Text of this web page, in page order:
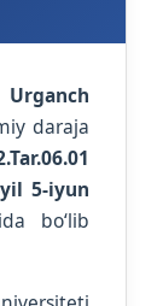
daraja
5-iyun
bo‘lib